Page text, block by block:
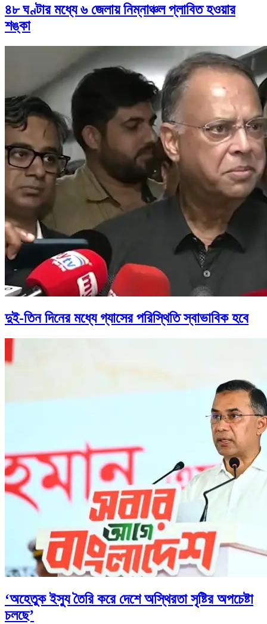
৪৮ ঘণ্টার মধ্যে ৬ জেলায় নিম্নাঞ্চল প্লাবিত হওয়ার
শঙ্কা
দুই-তিন দিনের মধ্যে গ্যাসের পরিস্থিতি স্বাভাবিক হবে
‘অহেতুক ইস্যু তৈরি করে দেশে অস্থিরতা সৃষ্টির অপচেষ্টা
চলছে’